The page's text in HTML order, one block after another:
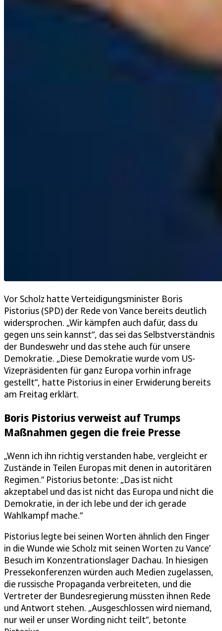
Vor Scholz hatte Verteidigungsminister Boris
Pistorius (SPD) der Rede von Vance bereits deutlich
widersprochen. „Wir kämpfen auch dafür, dass du
gegen uns sein kannst“, das sei das Selbstverständnis
der Bundeswehr und das stehe auch für unsere
Demokratie. „Diese Demokratie wurde vom US-
Vizepräsidenten für ganz Europa vorhin infrage
gestellt“, hatte Pistorius in einer Erwiderung bereits
am Freitag erklärt.
Boris Pistorius verweist auf Trumps
Maßnahmen gegen die freie Presse
„Wenn ich ihn richtig verstanden habe, vergleicht er
Zustände in Teilen Europas mit denen in autoritären
Regimen.“ Pistorius betonte: „Das ist nicht
akzeptabel und das ist nicht das Europa und nicht die
Demokratie, in der ich lebe und der ich gerade
Wahlkampf mache.“
Pistorius legte bei seinen Worten ähnlich den Finger
in die Wunde wie Scholz mit seinen Worten zu Vance’
Besuch im Konzentrationslager Dachau. In hiesigen
Pressekonferenzen würden auch Medien zugelassen,
die russische Propaganda verbreiteten, und die
Vertreter der Bundesregierung müssten ihnen Rede
und Antwort stehen. „Ausgeschlossen wird niemand,
nur weil er unser Wording nicht teilt“, betonte